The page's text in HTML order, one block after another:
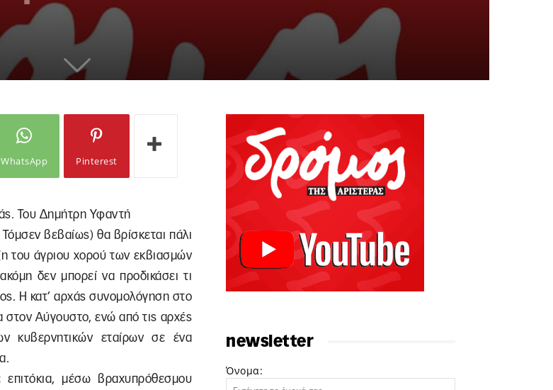
WhatsApp Pinterest
Του Δημήτρη Υφαντή
βεβαίως) θα βρίσκεται πάλι
του άγριου χορού των εκβιασμών
δεν μπορεί να προδικάσει τι
Η κατ’ αρχάς συνομολόγηση στο
στον Αύγουστο, ενώ από τις αρχές
κυβερνητικών εταίρων σε ένα
επιτόκια, μέσω βραχυπρόθεσμου
newsletter
Όνομα: